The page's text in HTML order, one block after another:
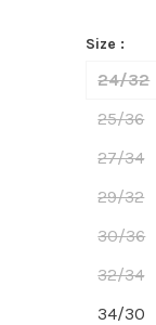
Size :
24/32
25/36
27/34
29/32
30/36
32/34
34/30